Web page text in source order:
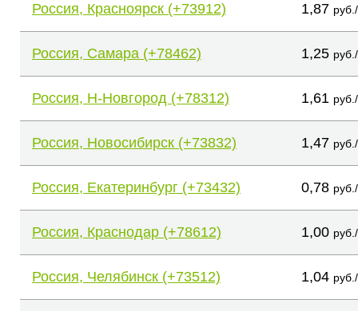
Россия, Красноярск (+73912) 1,87
Россия, Самара (+78462) 1,25
Россия, Н-Новгород (+78312) 1,61
Россия, Новосибирск (+73832) 1,47
Россия, Екатеринбург (+73432) 0,78
Россия, Краснодар (+78612) 1,00
Россия, Челябинск (+73512) 1,04